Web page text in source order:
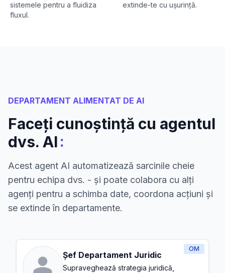
sistemele pentru a fluidiza
fluxul.
extinde-te cu ușurință.
DEPARTAMENT ALIMENTAT DE AI
Faceți cunoștință cu agentul
dvs. AI:
Acest agent AI automatizează sarcinile cheie
pentru echipa dvs. - și poate colabora cu alți
agenți pentru a schimba date, coordona acțiuni și
se extinde în departamente.
OM
Șef Departament Juridic
Supraveghează strategia juridică,